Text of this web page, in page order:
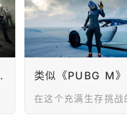
GO - Play the full
quests on the
and more.
最后吧！